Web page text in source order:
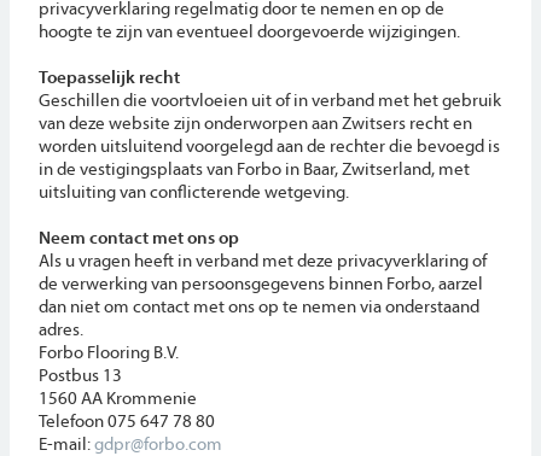
privacyverklaring regelmatig door te nemen en op de
hoogte te zijn van eventueel doorgevoerde wijzigingen.
Toepasselijk recht
Geschillen die voortvloeien uit of in verband met het gebruik
van deze website zijn onderworpen aan Zwitsers recht en
worden uitsluitend voorgelegd aan de rechter die bevoegd is
in de vestigingsplaats van Forbo in Baar, Zwitserland, met
uitsluiting van conflicterende wetgeving.
Neem contact met ons op
Als u vragen heeft in verband met deze privacyverklaring of
de verwerking van persoonsgegevens binnen Forbo, aarzel
dan niet om contact met ons op te nemen via onderstaand
adres.
Forbo Flooring B.V.
Postbus 13
1560 AA Krommenie
Telefoon 075 647 78 80
E-mail:gdpr@forbo.com